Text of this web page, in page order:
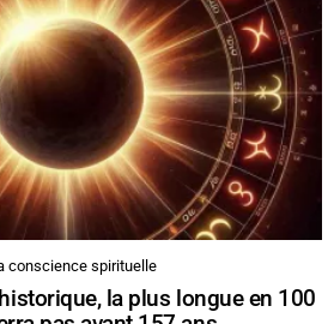
conscience spirituelle
la plus longue en 100